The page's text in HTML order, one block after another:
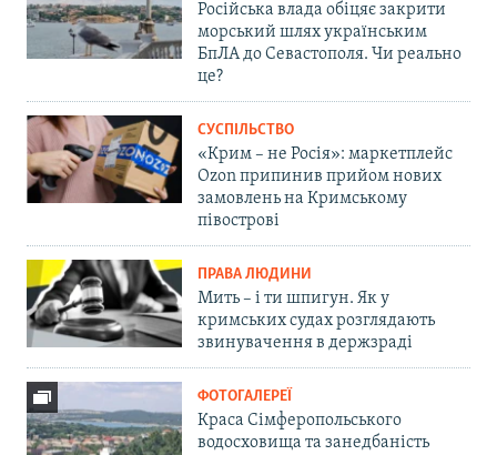
Російська влада обіцяє закрити
морський шлях українським
БпЛА до Севастополя. Чи реально
це?
СУСПІЛЬСТВО
«Крим – не Росія»: маркетплейс
Ozon припинив прийом нових
замовлень на Кримському
півострові
ПРАВА ЛЮДИНИ
Мить – і ти шпигун. Як у
кримських судах розглядають
звинувачення в держзраді
ФОТОГАЛЕРЕЇ
Краса Сімферопольського
водосховища та занедбаність